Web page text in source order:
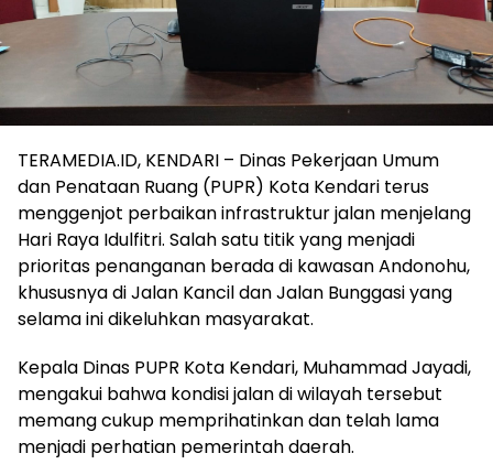
TERAMEDIA.ID, KENDARI – Dinas Pekerjaan Umum
dan Penataan Ruang (PUPR) Kota Kendari terus
menggenjot perbaikan infrastruktur jalan menjelang
Hari Raya Idulfitri. Salah satu titik yang menjadi
prioritas penanganan berada di kawasan Andonohu,
khususnya di Jalan Kancil dan Jalan Bunggasi yang
selama ini dikeluhkan masyarakat.
Kepala Dinas PUPR Kota Kendari, Muhammad Jayadi,
mengakui bahwa kondisi jalan di wilayah tersebut
memang cukup memprihatinkan dan telah lama
menjadi perhatian pemerintah daerah.